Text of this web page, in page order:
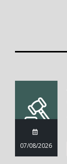
07/08/2026